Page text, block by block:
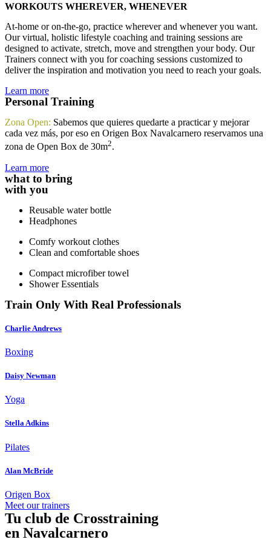
WORKOUTS WHEREVER, WHENEVER
At-home or on-the-go, practice wherever and whenever you want.
Our virtual, holistic lifestyle coaching and training sessions are
designed to activate, stretch, move and strengthen your body. Our
Trainers connect with you for coaching sessions customized to
deliver the inspiration and motivation you need to reach your goals.
Learn more
Personal Training
Zona Open: Sabemos que quieres quedarte a practicar y mejorar
cada vez más, por eso en Origen Box Navalcarnero reservamos una
zona de Open Box de 30m2.
Learn more
what to bring
with you
Reusable water bottle​
Headphones
Comfy workout clothes
Clean and comfortable shoes
Compact microfiber towel
Shower Essentials
Train Only With Real Professionals
Charlie Andrews
Boxing
Daisy Newman
Yoga
Stella Adkins
Pilates
Alan McBride
Origen Box
Meet our trainers
Tu club de Crosstraining
en Navalcarnero